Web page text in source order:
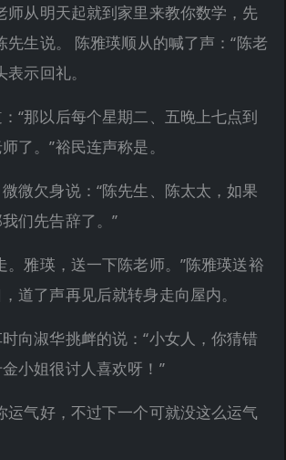
师从明天起就到家里来教你数学，先
先生说。 陈雅瑛顺从的喊了声：“陈老
示回礼。
“那以后每个星期二、五晚上七点到
了。”裕民连声称是。
微欠身说：“陈先生、陈太太，如果
们先告辞了。”
。雅瑛，送一下陈老师。”陈雅瑛送裕
道了声再见后就转身走向屋内。
向淑华挑衅的说：“小女人，你猜错
小姐很讨人喜欢呀！”
运气好，不过下一个可就没这么运气